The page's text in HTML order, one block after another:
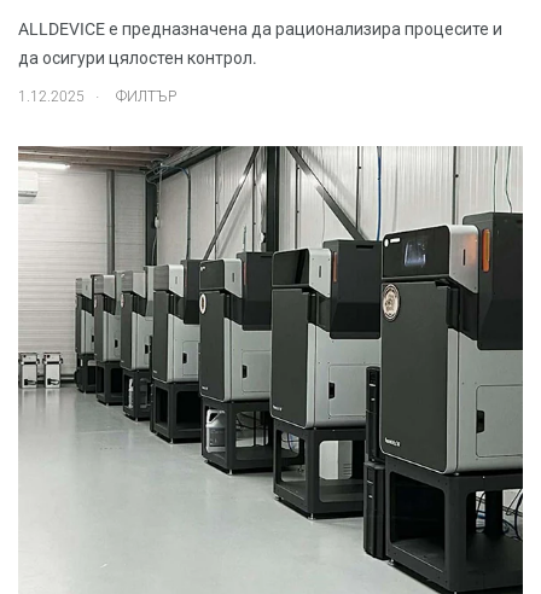
ALLDEVICE е предназначена да рационализира процесите и
да осигури цялостен контрол.
1.12.2025 . ФИЛТЪР